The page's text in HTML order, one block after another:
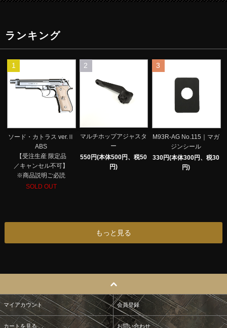
ランキング
1
ソード・カトラス ver.Ⅱ
ABS
【受注生産 限定品
／キャンセル不可】
※商品説明ご必読
SOLD OUT
2
マルチホップアジャスタ
ー
550円(本体500円、税50
円)
3
M93R-AG No.115｜マガ
ジンシール
330円(本体300円、税30
円)
もっと見る
マイアカウント 会員登録
カートを見る お問い合わせ